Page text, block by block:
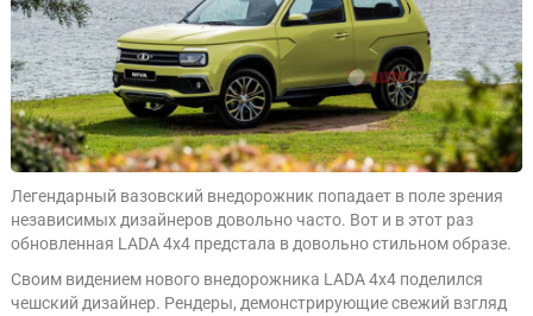
Легендарный вазовский внедорожник попадает в поле зрения
независимых дизайнеров довольно часто. Вот и в этот раз
обновленная LADA 4x4 предстала в довольно стильном образе.
Своим видением нового внедорожника LADA 4x4 поделился
чешский дизайнер. Рендеры, демонстрирующие свежий взгляд